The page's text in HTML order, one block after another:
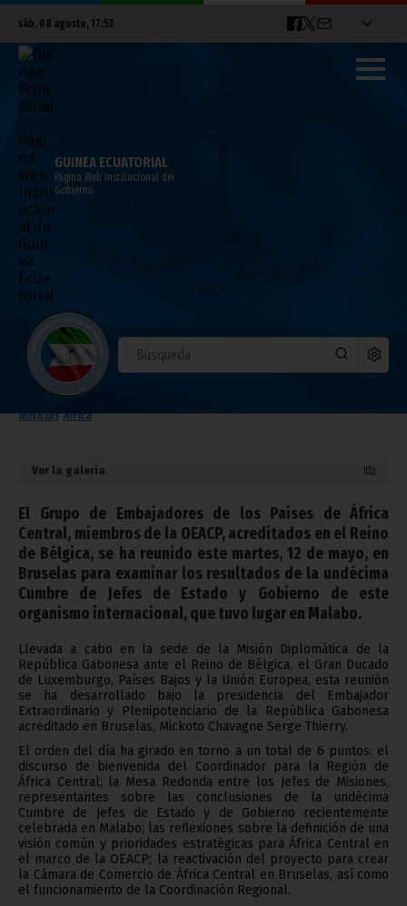
sáb. 08 agosto, 17:53
GUINEA ECUATORIAL
Página Web Institucional del
Gobierno
El Grupo de Embajadores de África
Central examina los resultados de la
undécima Cumbre de Jefes de Estado de
la OEACP
mayo 13, 2026
Noticias África
Ver la galería
El Grupo de Embajadores de los Países de África
Central, miembros de la OEACP, acreditados en el Reino
de Bélgica, se ha reunido este martes, 12 de mayo, en
Bruselas para examinar los resultados de la undécima
Cumbre de Jefes de Estado y Gobierno de este
organismo internacional, que tuvo lugar en Malabo.
Llevada a cabo en la sede de la Misión Diplomática de la
República Gabonesa ante el Reino de Bélgica, el Gran Ducado
de Luxemburgo, Países Bajos y la Unión Europea, esta reunión
se ha desarrollado bajo la presidencia del Embajador
Extraordinario y Plenipotenciario de la República Gabonesa
acreditado en Bruselas, Mickoto Chavagne Serge Thierry.
El orden del día ha girado en torno a un total de 6 puntos: el
discurso de bienvenida del Coordinador para la Región de
África Central; la Mesa Redonda entre los Jefes de Misiones,
representantes sobre las conclusiones de la undécima
Cumbre de Jefes de Estado y de Gobierno recientemente
celebrada en Malabo; las reflexiones sobre la definición de una
visión común y prioridades estratégicas para África Central en
el marco de la OEACP; la reactivación del proyecto para crear
la Cámara de Comercio de África Central en Bruselas, así como
el funcionamiento de la Coordinación Regional.